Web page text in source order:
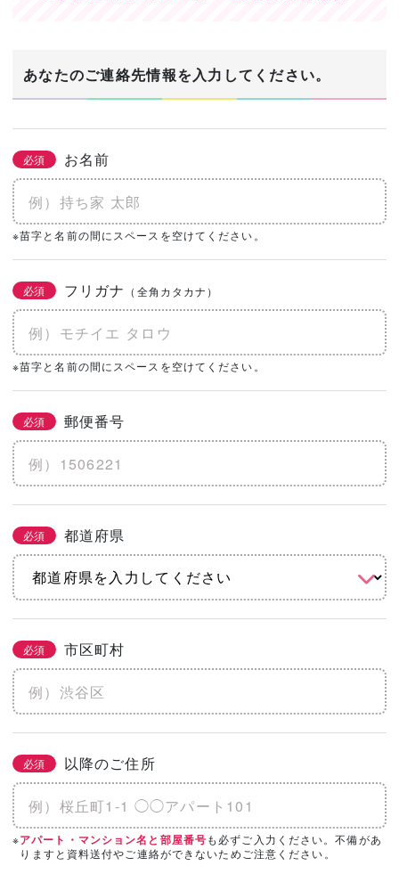
あなたのご連絡先情報を入力してください。
必須 お名前
※苗字と名前の間にスペースを空けてください。
必須 フリガナ （全角カタカナ）
※苗字と名前の間にスペースを空けてください。
必須 郵便番号
必須 都道府県
必須 市区町村
必須 以降のご住所
※アパート・マンション名と部屋番号も必ずご入力ください。不備があ
りますと資料送付やご連絡ができないためご注意ください。